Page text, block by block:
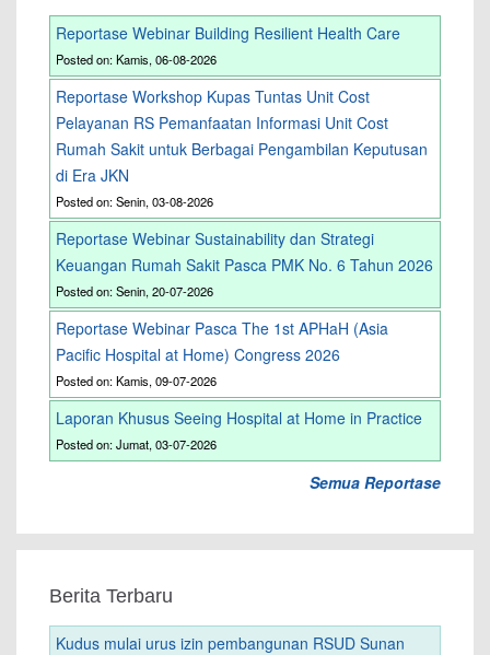
Reportase Webinar Building Resilient Health Care
Posted on: Kamis, 06-08-2026
Reportase Workshop Kupas Tuntas Unit Cost
Pelayanan RS Pemanfaatan Informasi Unit Cost
Rumah Sakit untuk Berbagai Pengambilan Keputusan
di Era JKN
Posted on: Senin, 03-08-2026
Reportase Webinar Sustainability dan Strategi
Keuangan Rumah Sakit Pasca PMK No. 6 Tahun 2026
Posted on: Senin, 20-07-2026
Reportase Webinar Pasca The 1st APHaH (Asia
Pacific Hospital at Home) Congress 2026
Posted on: Kamis, 09-07-2026
Laporan Khusus Seeing Hospital at Home in Practice
Posted on: Jumat, 03-07-2026
Semua Reportase
Berita Terbaru
Kudus mulai urus izin pembangunan RSUD Sunan